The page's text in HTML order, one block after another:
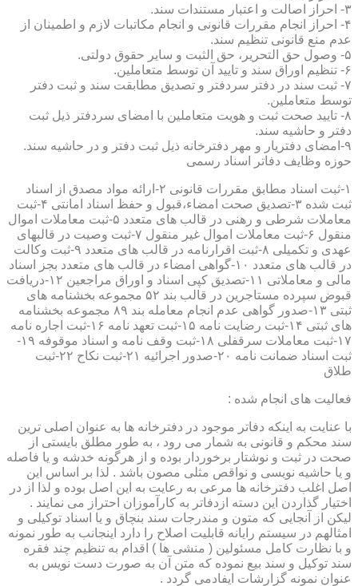
۳- احراز اصالت و اعتبار مستندات سند.
۴- احراز انجام مقررات قانونی و انجام مکاتبات لازم و اطمینان از
عدم منع قانونی تنظیم سند.
۵- وصول حق التحریر، حق الثبت و سایر حقوق دولتی.
۶- تنظیم اوراق سند و تایید آن توسط متعاملین.
۷- ثبت سند در دفتر سردفتر و تصدیق مطابقت سند و ثبت دفتر
توسط متعاملین.
۸- تایید صحت ثبت و هویت متعاملین با امضای سردفتر ذیل ثبت
دفتر و حاشیه سند.
۹-امضای دفتریار و مهر دفترخانه ذیل ثبت دفتر و در حاشیه سند.
حوزه وظایف دفاتر اسناد رسمی
۱-ثبت اسناد مطابق مقررات قانونی ۲-ارائه مواد مصدق از اسناد
ثبت شده ۳-تصدیق صحت امضاء،قبول و حفظ اسناد امانتی ۴-ثبت
معاملات شرطی و رهنی در قالب های متعدد ۵-ثبت معاملات اموال
منقول ۶-ثبت معاملات اموال غیر منقول ۷-ثبت وصیت در قالبهای
عهدی و تکمیلی ۸-ثبت اقرارنامه در قالب های متعدد ۹-ثبت وکالت
در قالب های متعدد ۱۰-گواهی امضاء در قالب های متعدد بجز اسناد
مالی و معاملاتی ۱۱-تصدیق کپی اسناد و اوراق مراجعین ۱۲-دریافت
قبوض سپرده مستاجرین در قالب بند ۵۲ مجموعه بخشنامه های
ثبتی ۱۳-صدور گواهی عدم انجام معامله بند ۸۹ مجموعه بخشنامه
های ثبتی ۱۴-ثبت رضایت نامه ۱۵-ثبت تعهد نامه ۱۶-ثبت اجاره نامه
۱۷-ثبت معاملات سرقفلی ۱۸-ثبت وقف نامه و اسناد موقوفه ۱۹-
ثبت اسناد ضمانت نامه ۲۰-صدور اجرائیه ۲۱-ثبت نکاح ۲۲-ثبت
طلاق
فعالیت های انجام شده :
با عنایت به اینکه دفاتر موجود در دفترخانه ها به عنوان اصلی ترین
سند محکم و قانونی به شمار می رود ، به طور مطلق بایستی از
صحت در ثبت و نوشتار برخوردار بوده و از هرگونه خدشه و یا فاصله
و یا حاشیه نویسی و نواقص مثلی مصون باشد . لذا بر اساس این
اصل اغلب دفترخانه ها مرعی به رعایت به این اصل بوده و لذا از در
اختیار گذاردن این دسته ازدفاتر به کارآموزان احتراز می نمایند .
لیکن از آنجایی که متون و مندرجات سند بنچاق و یا اسناد توکیلی و
امثالهم در سیستم رایانه قابلیت اصلاح را دارد اینجانب به طور نمونه
و با نظارت کامل مسئولین ( منشی ها ) اقدام به تنظیم چند فقره
سند توکیل و سند بیع نموده که متن آن به صورت دست نویس به
عنوان نمونه گزارشات ایفادمی گردد .